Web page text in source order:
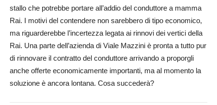
stallo che potrebbe portare all’addio del conduttore a mamma
Rai. I motivi del contendere non sarebbero di tipo economico,
ma riguarderebbe l’incertezza legata ai rinnovi dei vertici della
Rai. Una parte dell’azienda di Viale Mazzini è pronta a tutto pur
di rinnovare il contratto del conduttore arrivando a proporgli
anche offerte economicamente importanti, ma al momento la
soluzione è ancora lontana. Cosa succederà?